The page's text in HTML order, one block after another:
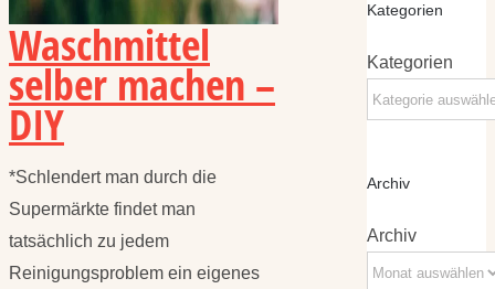
Waschmittel
selber machen –
DIY
*Schlendert man durch die
Supermärkte findet man
tatsächlich zu jedem
Reinigungsproblem ein eigenes
Kategorien
Kategorien
Archiv
Archiv